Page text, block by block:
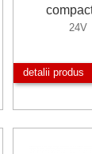
24V
detalii produs